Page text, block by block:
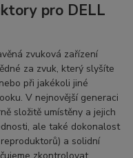
pro DELL
zvuková zařízení
za zvuk, který slyšíte
při jakékoli jiné
V nejnovější generaci
složitě umístěny a jejich
ale také dokonalost
a solidní